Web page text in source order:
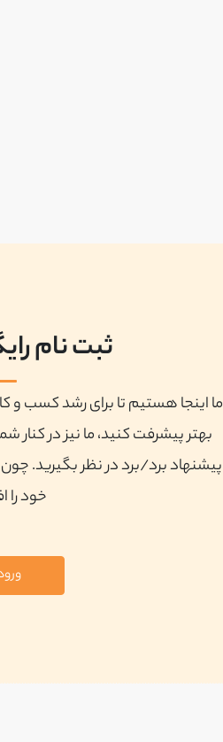
ثبت نام
ما اینجا هستیم تا برای رشد کسب و
بهتر پیشرفت کنید، ما نیز در
پیشنهاد برد/برد در نظر بگیرید.
خود را